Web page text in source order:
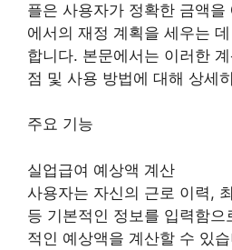
플은 사용자가 정확한 금액을
에서의 재정 계획을 세우는
합니다. 본문에서는 이러한
점 및 사용 방법에 대해 상세
주요 기능
실업급여 예상액 계산
사용자는 자신의 근로 이력,
등 기본적인 정보를 입력함
적인 예상액을 계산할 수 있